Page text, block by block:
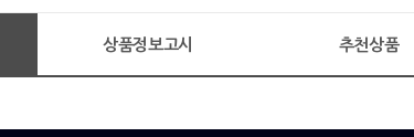
상품정보고시 추천상품